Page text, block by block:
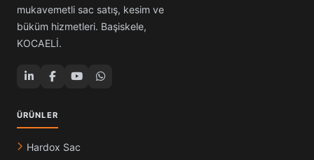
mukavemetli sac satış, kesim ve
büküm hizmetleri. Başiskele,
KOCAELİ.
ÜRÜNLER
Hardox Sac